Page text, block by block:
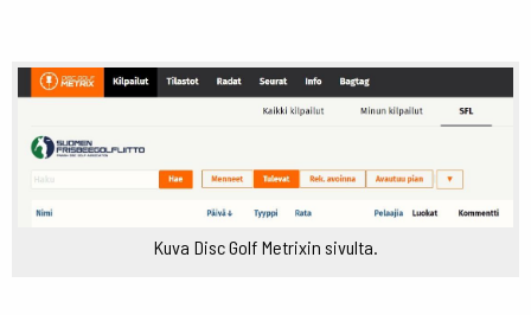
Kuva Disc Golf Metrixin sivulta.